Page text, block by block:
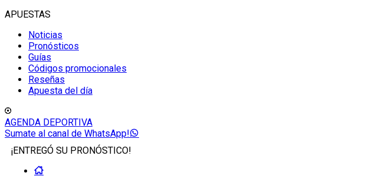
APUESTAS
Noticias
Pronósticos
Guías
Códigos promocionales
Reseñas
Apuesta del día
AGENDA DEPORTIVA
Sumate al canal de WhatsApp!
¡ENTREGÓ SU PRONÓSTICO!